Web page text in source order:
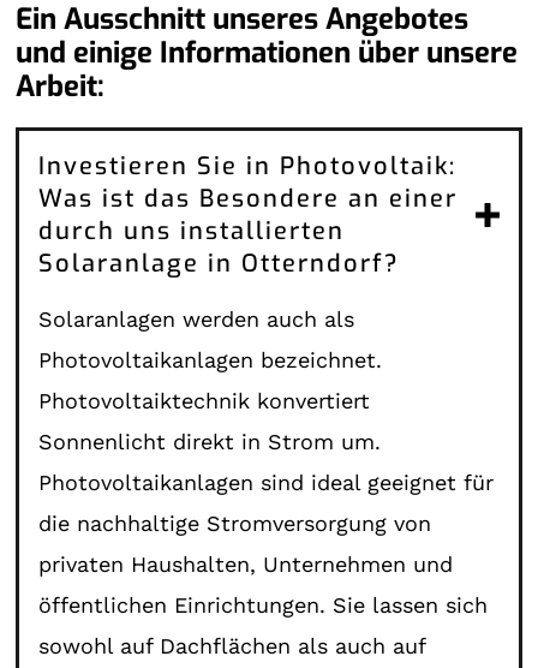
Ein Ausschnitt unseres Angebotes
und einige Informationen über unsere
Arbeit:
Investieren Sie in Photovoltaik:
Was ist das Besondere an einer
durch uns installierten
Solaranlage in Otterndorf?
Solaranlagen werden auch als
Photovoltaikanlagen bezeichnet.
Photovoltaiktechnik konvertiert
Sonnenlicht direkt in Strom um.
Photovoltaikanlagen sind ideal geeignet für
die nachhaltige Stromversorgung von
privaten Haushalten, Unternehmen und
öffentlichen Einrichtungen. Sie lassen sich
sowohl auf Dachflächen als auch auf